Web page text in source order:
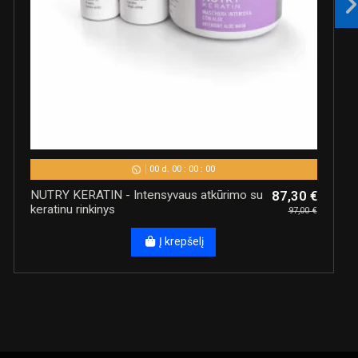
00d. 00: 00: 00
NUTRY KERATIN - Intensyvaus atkūrimo su
keratinu rinkinys
87,30 €
97,00 €
Į krepšelį